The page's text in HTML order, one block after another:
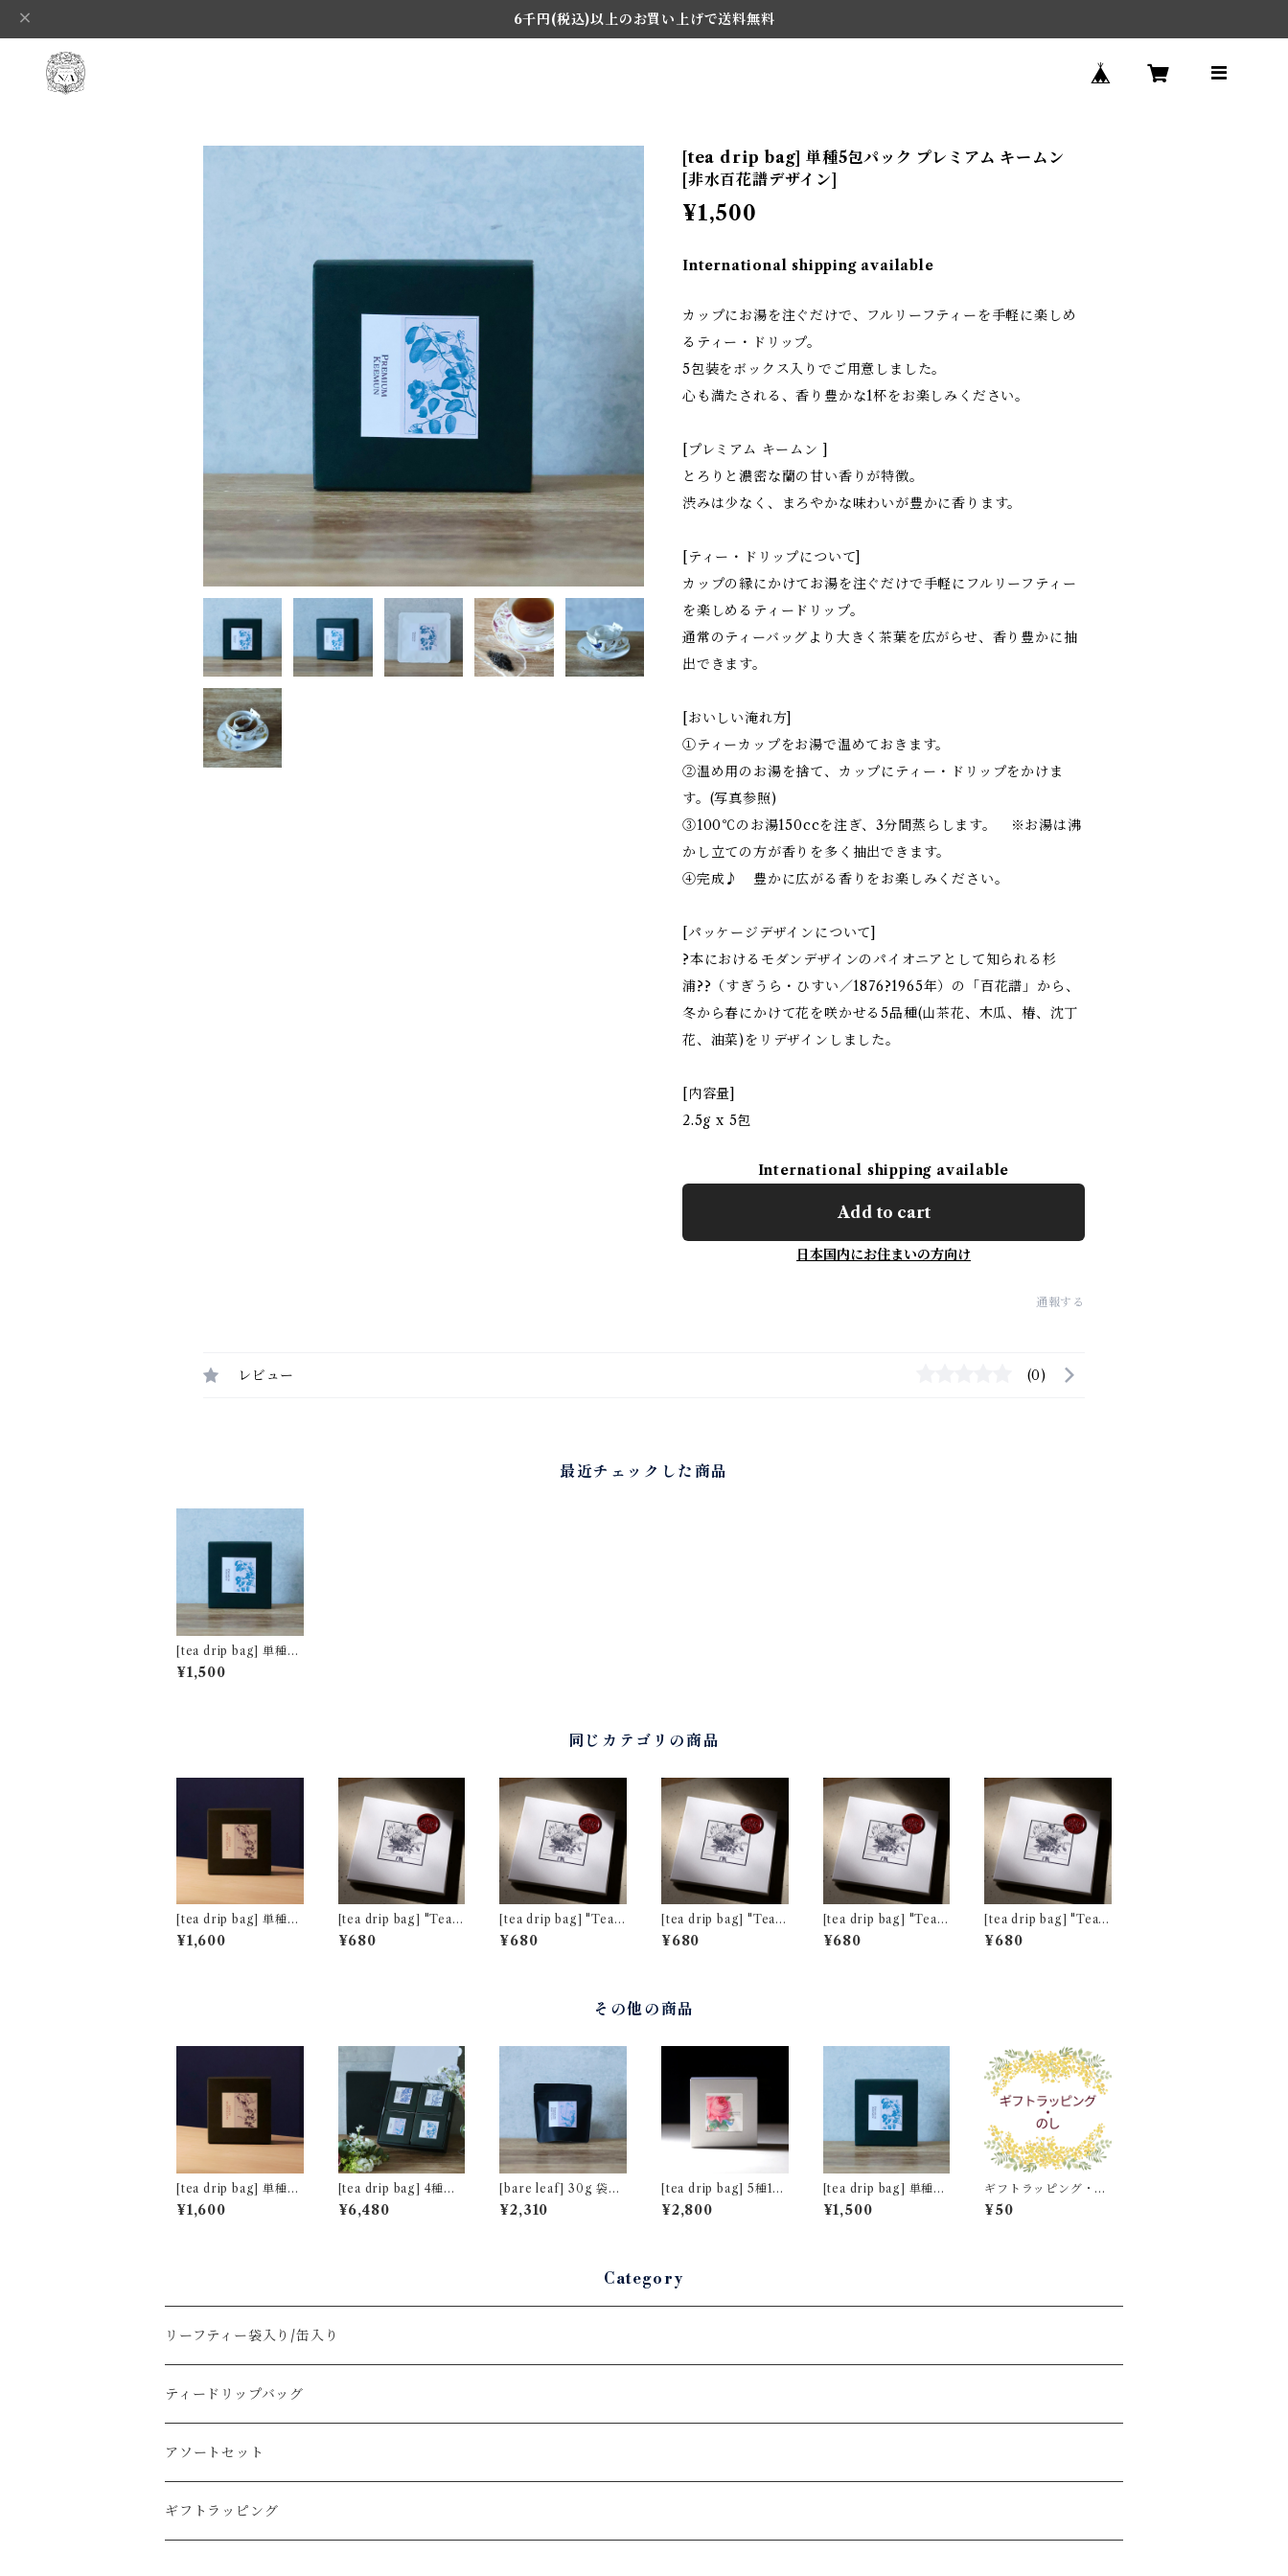
6千円(税込)以上のお買い上げで送料無料
[tea drip bag] 単種5包パック プレミアム キームン
[非水百花譜デザイン]
¥1,500
International shipping available
カップにお湯を注ぐだけで、フルリーフティーを手軽に楽しめ
るティー・ドリップ。
5包装をボックス入りでご用意しました。
心も満たされる、香り豊かな1杯をお楽しみください。
[プレミアム キームン ]
とろりと濃密な蘭の甘い香りが特徴。
渋みは少なく、まろやかな味わいが豊かに香ります。
[ティー・ドリップについて]
カップの縁にかけてお湯を注ぐだけで手軽にフルリーフティー
を楽しめるティードリップ。
通常のティーバッグより大きく茶葉を広がらせ、香り豊かに抽
出できます。
[おいしい淹れ方]
①ティーカップをお湯で温めておきます。
②温め用のお湯を捨て、カップにティー・ドリップをかけま
す。(写真参照)
③100℃のお湯150ccを注ぎ、3分間蒸らします。 ※お湯は沸
かし立ての方が香りを多く抽出できます。
④完成♪ 豊かに広がる香りをお楽しみください。
[パッケージデザインについて]
?本におけるモダンデザインのパイオニアとして知られる杉
浦??（すぎうら・ひすい／1876?1965年）の「百花譜」から、
冬から春にかけて花を咲かせる5品種(山茶花、木瓜、椿、沈丁
花、油菜)をリデザインしました。
[内容量]
2.5g x 5包
International shipping available
Add to cart
日本国内にお住まいの方向け
通報する
レビュー (0)
最近チェックした商品
[tea drip bag] 単種5
包パック プレミアム
キームン [非水百花譜
¥1,500
同じカテゴリの商品
[tea drip bag] 単種5
包パック アッサム マ
ンガラム茶園 [非水百
¥1,600
[tea drip bag] "Tea f
or Two" クオリティ
キャンディ [通常パッ
¥680
[tea drip bag] "Tea f
or Two" ネパール ミ
ストヴァレー茶園 夏摘
¥680
[tea drip bag] "Tea f
or Two" ダージリン
キャッスルトン茶園 夏
¥680
[tea drip bag] "Tea f
or Two" ダージリン
キャッスルトン茶園 春
¥680
[tea drip bag] "Tea f
or Two" プレミアム
キームン [通常パッケ
¥680
その他の商品
[tea drip bag] 単種5
包パック アッサム マ
ンガラム茶園 [非水百
¥1,600
[tea drip bag] 4種ア
ソートbox (非水百花
譜・春を待つ花)
¥6,480
[bare leaf] 30g 袋入
り ダージリン キャッ
スルトン茶園 春摘み
¥2,310
[tea drip bag] 5種10
包アソートセット [バ
レンタインローズデザ
¥2,800
[tea drip bag] 単種5
包パック プレミアム
キームン [非水百花譜
¥1,500
ギフトラッピング・の
し
¥50
Category
リーフティー袋入り/缶入り
ティードリップバッグ
アソートセット
ギフトラッピング